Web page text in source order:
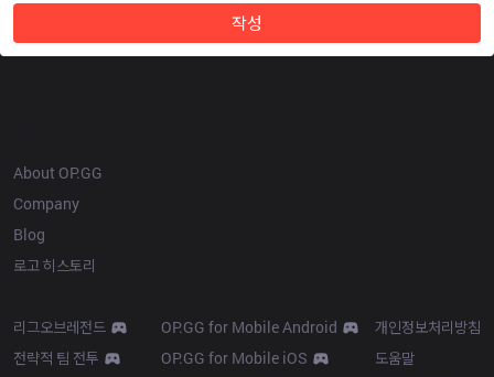
작성
About OP.GG
Company
Blog
로고 히스토리
리그오브레전드
전략적 팀 전투
OP.GG for Mobile Android
OP.GG for Mobile iOS
개인정보처리방침
도움말